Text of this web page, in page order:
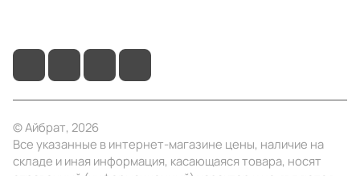
© Айбрат, 2026
Все указанные в интернет-магазине цены, наличие на
складе и иная информация, касающаяся товара, носят